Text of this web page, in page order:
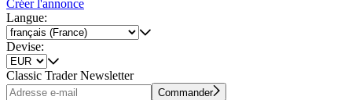
Créer l'annonce
Langue:
Devise:
Classic Trader Newsletter
Commander